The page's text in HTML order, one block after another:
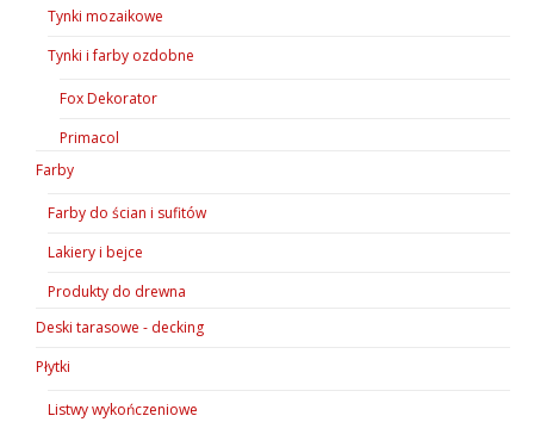
Tynki mozaikowe
Tynki i farby ozdobne
Fox Dekorator
Primacol
Farby
Farby do ścian i sufitów
Lakiery i bejce
Produkty do drewna
Deski tarasowe - decking
Płytki
Listwy wykończeniowe